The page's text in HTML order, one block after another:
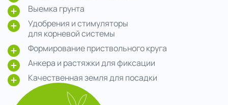
Выемка грунта
Удобрения и стимуляторы
для корневой системы
Формирование приствольного круга
Анкера и растяжки для фиксации
Качественная земля для посадки